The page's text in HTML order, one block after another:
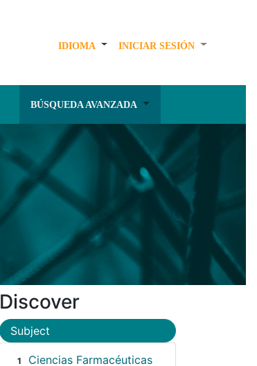
IDIOMA INICIAR SESIÓN
BÚSQUEDA AVANZADA
Discover
Subject
1 Ciencias Farmacéuticas